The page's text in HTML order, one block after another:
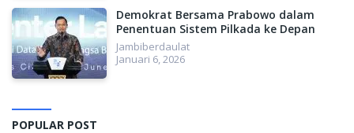
Demokrat Bersama Prabowo dalam
Penentuan Sistem Pilkada ke Depan
Jambiberdaulat
Januari 6, 2026
POPULAR POST